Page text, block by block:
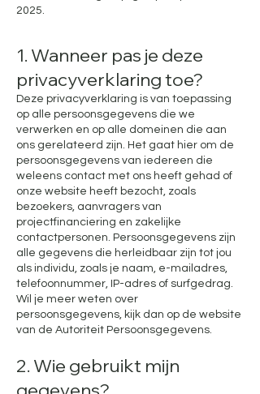
2025.
1. Wanneer pas je deze
privacyverklaring toe?
Deze privacyverklaring is van toepassing
op alle persoonsgegevens die we
verwerken en op alle domeinen die aan
ons gerelateerd zijn. Het gaat hier om de
persoonsgegevens van iedereen die
weleens contact met ons heeft gehad of
onze website heeft bezocht, zoals
bezoekers, aanvragers van
projectfinanciering en zakelijke
contactpersonen. Persoonsgegevens zijn
alle gegevens die herleidbaar zijn tot jou
als individu, zoals je naam, e-mailadres,
telefoonnummer, IP-adres of surfgedrag.
Wil je meer weten over
persoonsgegevens, kijk dan op de website
van de Autoriteit Persoonsgegevens.
2. Wie gebruikt mijn